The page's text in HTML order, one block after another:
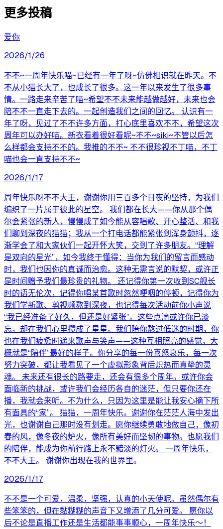
更多投稿
爱你
2026/1/26
不不~一周年快乐喵~已经有一年了呀~仿佛相识就在昨天。不
不从小猫长大了，也成长了很多。这一年以来发生了很多事
情。一路走来辛苦了喵~希望不不未来能越做越好，未来也会
陪不不一直走下去的。一起创造我们之间的回忆。 认识有一
年了呀，见过了不不许多方面，打心底里喜欢不不，希望这次
周年可以办好喵。新衣看着很好看呢~不不~siki~不管以后怎
么样都会支持不不的。我推的不不~ 不不很珍视不丁喵，不丁
喵也会一直支持不不~
2026/1/17
周年快乐呀不不大王，谢谢你用三百多个日夜的坚持，为我们
编织了一片属于彼此的星空。 我们都在长大——你从那个偶
尔会紧张的新人，慢慢成了如今能从容唱歌、开心整活、和我
们聊到深夜的猫猫；我从一个打电话都能紧张到浑身颤抖，逐
渐学会了和大家伙们一起开怀大笑，交到了许多朋友。“理解
是双向的星光”，如今我终于懂得：当你为我们的留言而感动
时，我们也因你的真诚而治愈。这种无需言说的默契，或许正
是时间赠予我们最珍贵的礼物。 还记得你第一次收到SC舰长
时的语无伦次，记得你唱某首歌时忽然哽咽的停顿，记得你为
我们学新歌、剪视频熬到深夜，也记得每次活动前你小声说
“我已经准备了好久，但还是好紧张”。这些点滴或许你已淡
忘，却在我们心里攒成了星星。我们陪你熬过低迷的时期，你
也在我们疲惫时递来歌声与笑声——这种互相照亮的感觉，大
概就是“陪伴”最好的样子。你分享的每一份喜怒哀乐，每一次
努力突破，都让我看见了一个虚拟形象背后炽热而真挚的灵
魂。 未来还有很长的路要走，还会有很多个周年。或许你会
面临新的挑战，或许我们会经历各自的迷茫，但只要你还在
播，我就会来听。不为什么，只因为这里是能让我安心摘下所
有面具的“家”。 猫猫，一周年快乐。谢谢你在茫茫人海中发出
光，也谢谢自己那时没有划走。愿你继续勇敢地做自己，像初
春的风，像冬夜的炉火，像所有美好而坚韧的事物。也愿我们
的陪伴，能成为你前行路上永不黯淡的灯火。 一周年快乐，
不不大王。 谢谢你出现在我的世界里。
2026/1/17
不不是一个可爱，温柔，坚强，认真的小天使呢。虽然偶尔有
些笨笨的，但在黏糊糊的声音下又增添了几分可爱。 愿你以
后不论是直播工作还是生活都能事事顺心，一周年快乐～！